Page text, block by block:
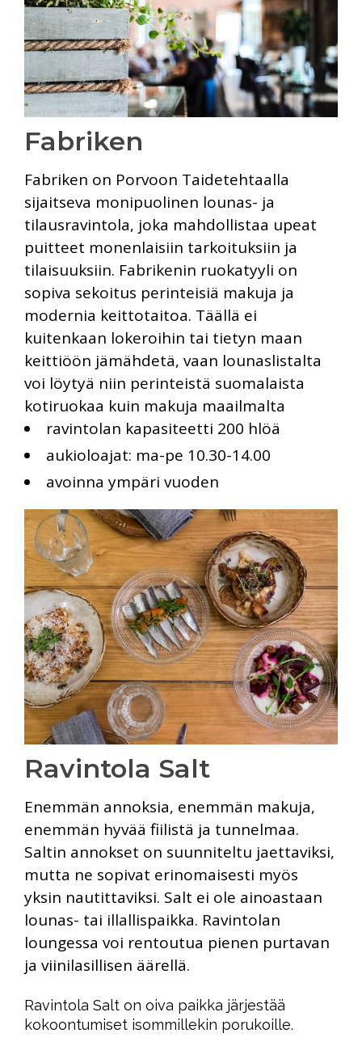
Fabriken
Fabriken on Porvoon Taidetehtaalla
sijaitseva monipuolinen lounas- ja
tilausravintola, joka mahdollistaa upeat
puitteet monenlaisiin tarkoituksiin ja
tilaisuuksiin. Fabrikenin ruokatyyli on
sopiva sekoitus perinteisiä makuja ja
modernia keittotaitoa. Täällä ei
kuitenkaan lokeroihin tai tietyn maan
keittiöön jämähdetä, vaan lounaslistalta
voi löytyä niin perinteistä suomalaista
kotiruokaa kuin makuja maailmalta
ravintolan kapasiteetti 200 hlöä
aukioloajat: ma-pe 10.30-14.00
avoinna ympäri vuoden
Ravintola Salt
Enemmän annoksia, enemmän makuja,
enemmän hyvää fiilistä ja tunnelmaa.
Saltin annokset on suunniteltu jaettaviksi,
mutta ne sopivat erinomaisesti myös
yksin nautittaviksi. Salt ei ole ainoastaan
lounas- tai illallispaikka. Ravintolan
loungessa voi rentoutua pienen purtavan
ja viinilasillisen äärellä.
Ravintola Salt on oiva paikka järjestää
kokoontumiset isommillekin porukoille.